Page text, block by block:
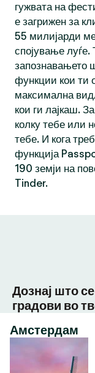
гужвата на
е загрижен за
55 милијарди
спојување луѓе.
запознавањето
функции кои ти
максимална
кои ги лајкаш.
колку тебе или
тебе. И кога
функција
190 земји на
Tinder.
Дознај што
градови во
Амстердам